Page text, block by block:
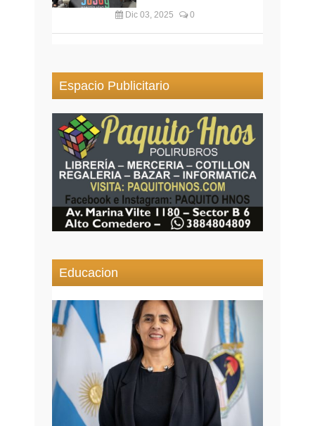
Dic 03, 2025 0
Espacio Publicitario
Educacion